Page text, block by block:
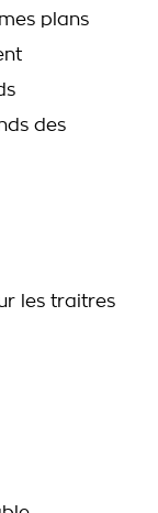
plans
des
les traitres